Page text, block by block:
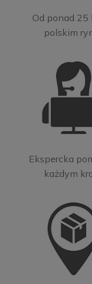
Od ponad 25
polskim
Ekspercka
każdym